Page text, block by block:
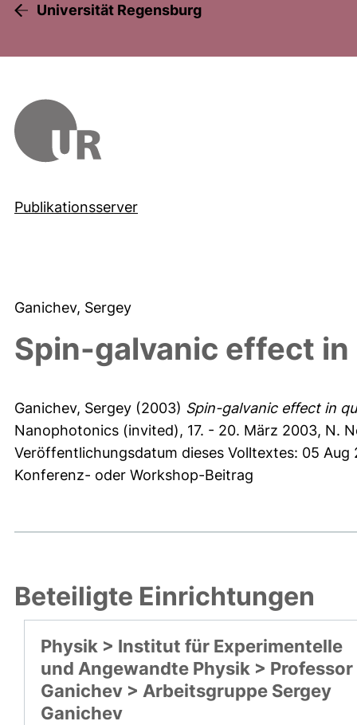
Universität Regensburg
Publikationsserver
Ganichev, Sergey
Spin-galvanic effect
Ganichev, Sergey (2003) Spin-galvanic effect in
Nanophotonics (invited), 17. - 20. März 2003, N.
Veröffentlichungsdatum dieses Volltextes: 05 Aug
Konferenz- oder Workshop-Beitrag
Beteiligte Einrichtungen
Physik > Institut für Experimentelle
und Angewandte Physik > Professor
Ganichev > Arbeitsgruppe Sergey
Ganichev